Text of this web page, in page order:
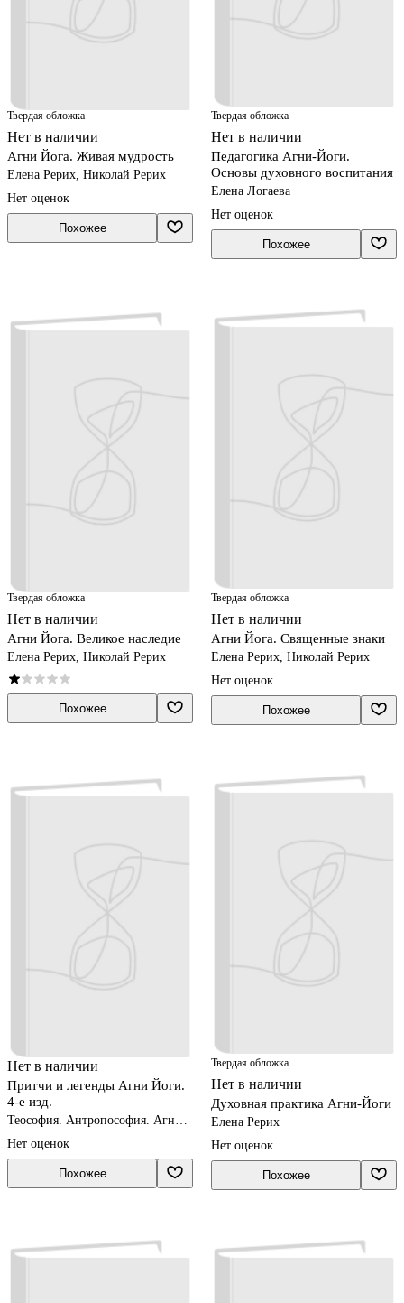
Твердая обложка
Нет в наличии
Агни Йога. Живая мудрость
Елена Рерих, Николай Рерих
Нет оценок
Похожее
Твердая обложка
Нет в наличии
Педагогика Агни-Йоги.
Основы духовного воспитания
Елена Логаева
Нет оценок
Похожее
Твердая обложка
Нет в наличии
Агни Йога. Великое наследие
Елена Рерих, Николай Рерих
Похожее
Твердая обложка
Нет в наличии
Агни Йога. Священные знаки
Елена Рерих, Николай Рерих
Нет оценок
Похожее
Нет в наличии
Притчи и легенды Агни Йоги.
4-е изд.
Теософия. Антропософия. Агни-
Нет оценок
Похожее
Твердая обложка
Нет в наличии
Духовная практика Агни-Йоги
Елена Рерих
Нет оценок
Похожее